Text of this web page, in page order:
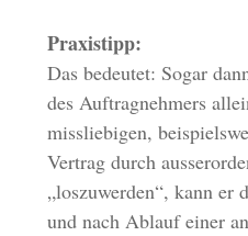
Praxistipp:
Das bedeutet: Sogar
des Auftragnehmers
missliebigen,
Vertrag durch
„loszuwerden“, kann er
und nach Ablauf einer